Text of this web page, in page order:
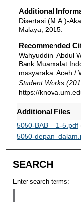
Additional
Disertasi (M.A.)-
Malaya, 2015.
Recommended
Wahyuddin, Abdul
Bank Muamalat
masyarakat Aceh /
Student Works
https://
Additional Files
5050-BAB__1-5.pdf
5050-
SEARCH
Enter search terms: